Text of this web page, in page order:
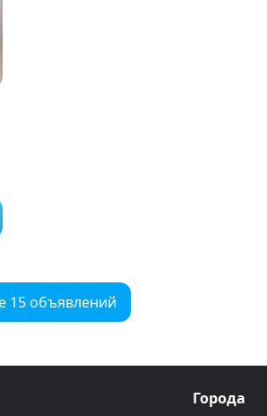
15 объявлений
Города